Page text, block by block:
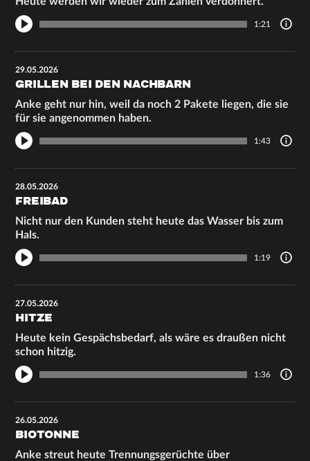
1:21
29.05.2026
GRILLEN BEI DEN NACHBARN
Anke geht nur hin, weil da noch 2 Pakete liegen, die sie
für sie angenommen haben.
1:43
28.05.2026
FREIBAD
Nicht nur den Kunden steht heute das Wasser bis zum
Hals.
1:19
27.05.2026
HITZE
Heute kein Gespächsbedarf, als wäre es draußen nicht
schon hitzig.
1:36
26.05.2026
BIOTONNE
Anke streut heute Trennungsgerüchte über